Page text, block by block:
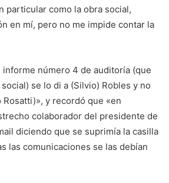
particular como la obra social,
en mí, pero no me impide contar la
informe número 4 de auditoría (que
se lo di a (Silvio) Robles y no
y recordó que «en
colaborador del presidente de
diciendo que se suprimía la casilla
las comunicaciones se las debían